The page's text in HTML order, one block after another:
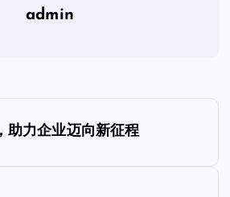
admin
助力企业迈向新征程